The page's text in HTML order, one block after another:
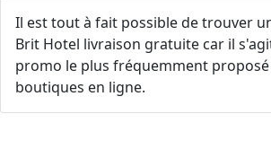
Il est tout à fait possible de trouver
Brit Hotel livraison gratuite car il
promo le plus fréquemment proposé
boutiques en ligne.